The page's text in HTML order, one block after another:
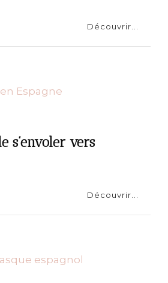
Découvrir...
s’envoler vers
Découvrir...